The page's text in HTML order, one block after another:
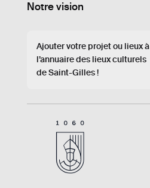
Notre vision
Ajouter votre projet ou lieux à
l’annuaire des lieux culturels
de Saint-Gilles !